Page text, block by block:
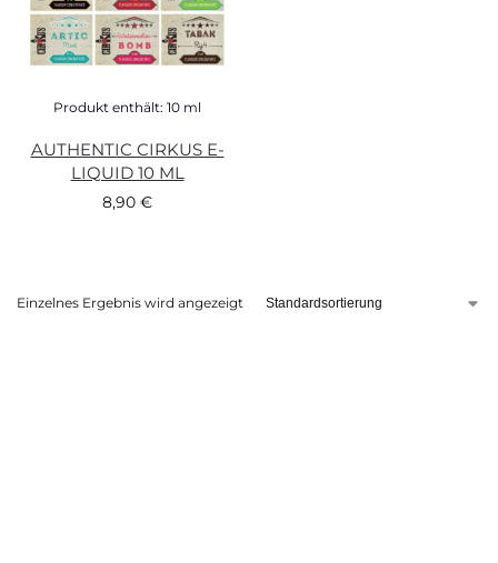
Produkt enthält: 10 ml
AUTHENTIC CIRKUS E-
LIQUID 10 ML
8,90 €
Einzelnes Ergebnis wird angezeigt